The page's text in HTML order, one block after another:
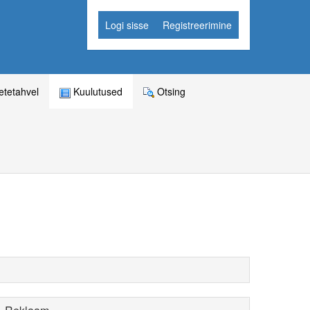
Logi sisse Registreerimine
Kuulutused Otsing